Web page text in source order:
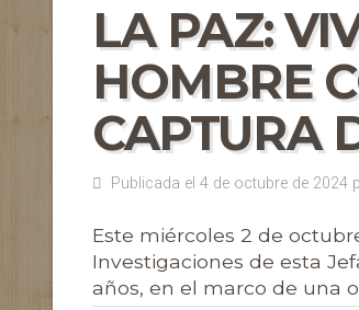
LA PAZ:
HOMBRE
CAPTURA
Publicada el 4 de octubre de 2024
Este miércoles 2 de
Investigaciones de esta
años, en el marco de una